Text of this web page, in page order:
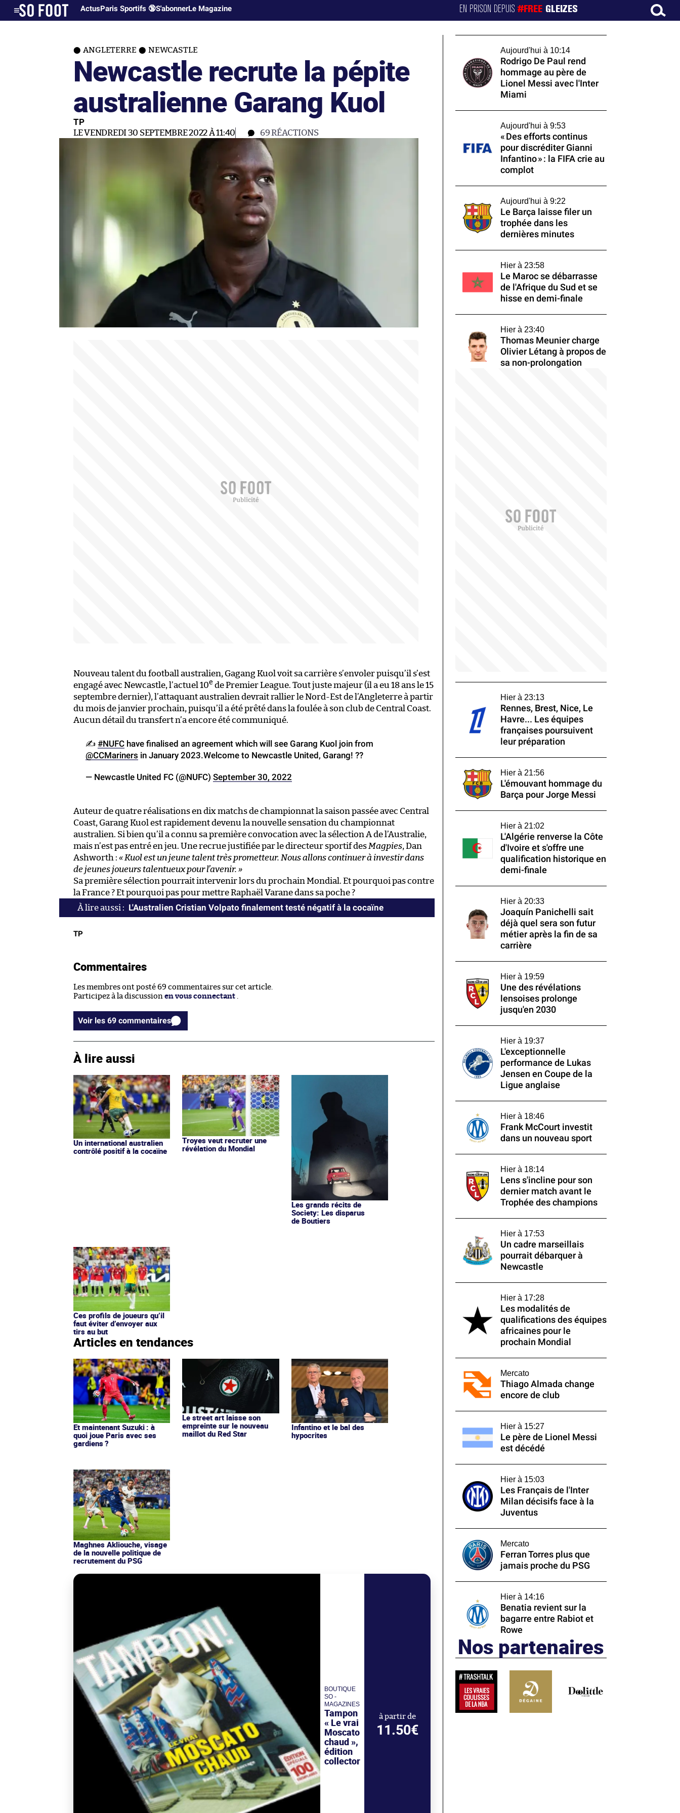
ActusParis Sportifs 🔞S'abonnerLe Magazine EN PRISON DEPUIS#FREE GLEIZES
ANGLETERRE NEWCASTLE
Newcastle recrute la pépite
australienne Garang Kuol
TP
LE VENDREDI 30 SEPTEMBRE 2022 À 11:40 69RÉACTIONS
Nouveau talent du football australien, Gagang Kuol voit sa carrière s’envoler puisqu’il s’est
engagé avec Newcastle, l’actuel 10e de Premier League. Tout juste majeur (il a eu 18 ans le 15
septembre dernier), l’attaquant australien devrait rallier le Nord-Est de l’Angleterre à partir
du mois de janvier prochain, puisqu’il a été prêté dans la foulée à son club de Central Coast.
Aucun détail du transfert n’a encore été communiqué.
✍️ #NUFC have finalised an agreement which will see Garang Kuol join from
@CCMariners in January 2023.Welcome to Newcastle United, Garang! ??
— Newcastle United FC (@NUFC) September 30, 2022
Auteur de quatre réalisations en dix matchs de championnat la saison passée avec Central
Coast, Garang Kuol est rapidement devenu la nouvelle sensation du championnat
australien. Si bien qu’il a connu sa première convocation avec la sélection A de l’Australie,
mais n’est pas entré en jeu. Une recrue justifiée par le directeur sportif des Magpies, Dan
Ashworth : « Kuol est un jeune talent très prometteur. Nous allons continuer à investir dans
de jeunes joueurs talentueux pour l’avenir. »
Sa première sélection pourrait intervenir lors du prochain Mondial. Et pourquoi pas contre
la France ? Et pourquoi pas pour mettre Raphaël Varane dans sa poche ?
L'Australien Cristian Volpato finalement testé négatif à la cocaïne
TP
Commentaires
Les membres ont posté 69 commentaires sur cet article.
Participez à la discussion en vous connectant
Voir les 69 commentaires
À lire aussi
Un international australien
contrôlé positif à la cocaïne
Troyes veut recruter une
révélation du Mondial
Les grands récits de
Society: Les disparus
de Boutiers
Ces profils de joueurs qu’il
faut éviter d’envoyer aux
tirs au but
Articles en tendances
Et maintenant Suzuki : à
quoi joue Paris avec ses
gardiens ?
Le street art laisse son
empreinte sur le nouveau
maillot du Red Star
Infantino et le bal des
hypocrites
Maghnes Akliouche, visage
de la nouvelle politique de
recrutement du PSG
BOUTIQUE
SO -
MAGAZINES
Tampon
« Le vrai
Moscato
chaud »,
édition
collector
à partir de
11.50€
Aujourd'hui à 10:14
Rodrigo De Paul rend
hommage au père de
Lionel Messi avec l'Inter
Miami
Aujourd'hui à 9:53
« Des efforts continus
pour discréditer Gianni
Infantino » : la FIFA crie au
complot
Aujourd'hui à 9:22
Le Barça laisse filer un
trophée dans les
dernières minutes
Hier à 23:58
Le Maroc se débarrasse
de l'Afrique du Sud et se
hisse en demi-finale
Hier à 23:40
Thomas Meunier charge
Olivier Létang à propos de
sa non-prolongation
Hier à 23:13
Rennes, Brest, Nice, Le
Havre... Les équipes
françaises poursuivent
leur préparation
Hier à 21:56
L'émouvant hommage du
Barça pour Jorge Messi
Hier à 21:02
L'Algérie renverse la Côte
d'Ivoire et s'offre une
qualification historique en
demi-finale
Hier à 20:33
Joaquín Panichelli sait
déjà quel sera son futur
métier après la fin de sa
carrière
Hier à 19:59
Une des révélations
lensoises prolonge
jusqu'en 2030
Hier à 19:37
L'exceptionnelle
performance de Lukas
Jensen en Coupe de la
Ligue anglaise
Hier à 18:46
Frank McCourt investit
dans un nouveau sport
Hier à 18:14
Lens s'incline pour son
dernier match avant le
Trophée des champions
Hier à 17:53
Un cadre marseillais
pourrait débarquer à
Newcastle
Hier à 17:28
Les modalités de
qualifications des équipes
africaines pour le
prochain Mondial
Mercato
Thiago Almada change
encore de club
Hier à 15:27
Le père de Lionel Messi
est décédé
Hier à 15:03
Les Français de l'Inter
Milan décisifs face à la
Juventus
Mercato
Ferran Torres plus que
jamais proche du PSG
Hier à 14:16
Benatia revient sur la
bagarre entre Rabiot et
Rowe
Nos partenaires